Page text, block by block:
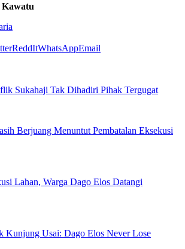
ReddItWhatsAppEmail
Sukahaji Tak Dihadiri Pihak Tergugat
Berjuang Menuntut Pembatalan Eksekusi
Lahan, Warga Dago Elos Datangi
Kunjung Usai: Dago Elos Never Lose